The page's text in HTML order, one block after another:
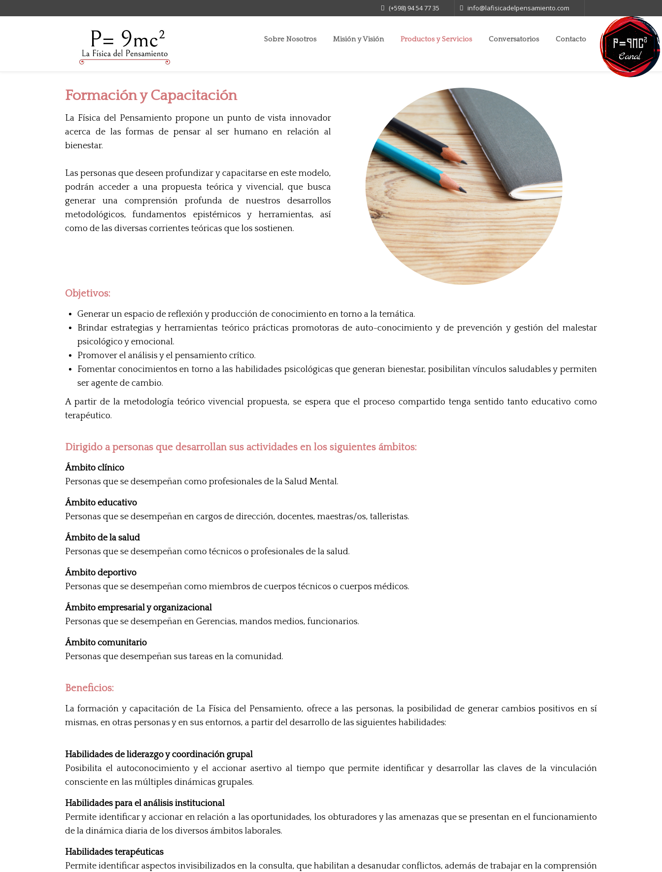
(+598) 94 54 77 35 info@lafisicadelpensamiento.com
Sobre Nosotros Misión y Visión Productos y Servicios Conversatorios Contacto
Formación y Capacitación
La Física del Pensamiento propone un punto de vista innovador
acerca de las formas de pensar al ser humano en relación al
bienestar.
Las personas que deseen profundizar y capacitarse en este modelo,
podrán acceder a una propuesta teórica y vivencial, que busca
generar una comprensión profunda de nuestros desarrollos
metodológicos, fundamentos epistémicos y herramientas, así
como de las diversas corrientes teóricas que los sostienen.
Objetivos:
Generar un espacio de reflexión y producción de conocimiento en torno a la temática.
Brindar estrategias y herramientas teórico prácticas promotoras de auto-conocimiento y de prevención y gestión del malestar
psicológico y emocional.
Promover el análisis y el pensamiento crítico.
Fomentar conocimientos en torno a las habilidades psicológicas que generan bienestar, posibilitan vínculos saludables y permiten
ser agente de cambio.
A partir de la metodología teórico vivencial propuesta, se espera que el proceso compartido tenga sentido tanto educativo como
terapéutico.
Dirigido a personas que desarrollan sus actividades en los siguientes ámbitos:
Ámbito clínico
Personas que se desempeñan como profesionales de la Salud Mental.
Ámbito educativo
Personas que se desempeñan en cargos de dirección, docentes, maestras/os, talleristas.
Ámbito de la salud
Personas que se desempeñan como técnicos o profesionales de la salud.
Ámbito deportivo
Personas que se desempeñan como miembros de cuerpos técnicos o cuerpos médicos.
Ámbito empresarial y organizacional
Personas que se desempeñan en Gerencias, mandos medios, funcionarios.
Ámbito comunitario
Personas que desempeñan sus tareas en la comunidad.
Beneficios:
La formación y capacitación de La Física del Pensamiento, ofrece a las personas, la posibilidad de generar cambios positivos en sí
mismas, en otras personas y en sus entornos, a partir del desarrollo de las siguientes habilidades:
Habilidades de liderazgo y coordinación grupal
Posibilita el autoconocimiento y el accionar asertivo al tiempo que permite identificar y desarrollar las claves de la vinculación
consciente en las múltiples dinámicas grupales.
Habilidades para el análisis institucional
Permite identificar y accionar en relación a las oportunidades, los obturadores y las amenazas que se presentan en el funcionamiento
de la dinámica diaria de los diversos ámbitos laborales.
Habilidades terapéuticas
Permite identificar aspectos invisibilizados en la consulta, que habilitan a desanudar conflictos, además de trabajar en la comprensión